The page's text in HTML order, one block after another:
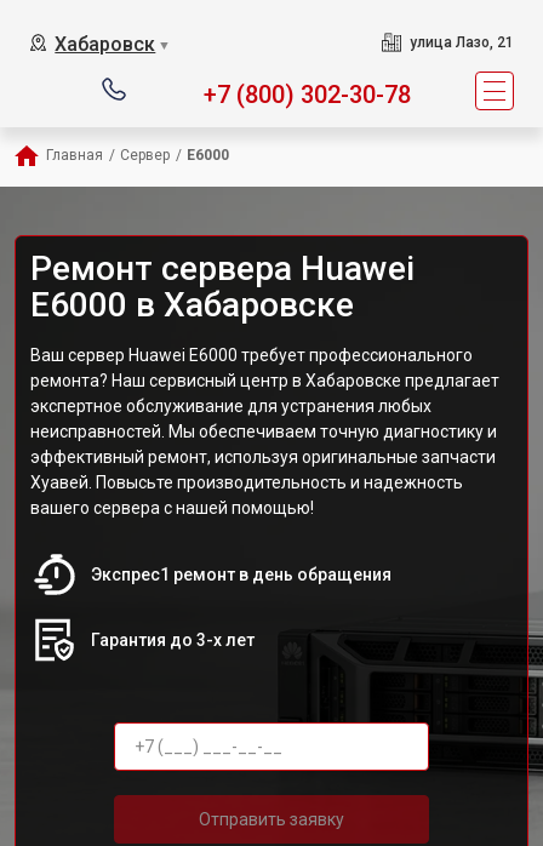
Хабаровск ▼ улица Лазо, 21
+7 (800) 302-30-78
Главная / Сервер / E6000
Ремонт сервера Huawei
E6000 в Хабаровске
Ваш сервер Huawei E6000 требует профессионального
ремонта? Наш сервисный центр в Хабаровске предлагает
экспертное обслуживание для устранения любых
неисправностей. Мы обеспечиваем точную диагностику и
эффективный ремонт, используя оригинальные запчасти
Хуавей. Повысьте производительность и надежность
вашего сервера с нашей помощью!
Экспрес1 ремонт в день обращения
Гарантия до 3-х лет
Отправить заявку